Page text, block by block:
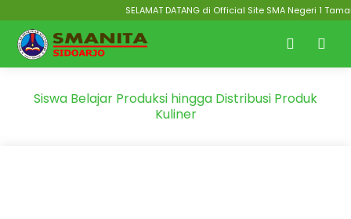
SELAMAT DATANG di Official Site SMA Negeri 1 Taman
Siswa Belajar Produksi hingga Distribusi Produk
Kuliner